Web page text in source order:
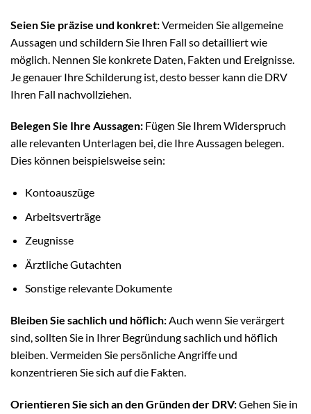
Seien Sie präzise und konkret:Vermeiden Sie allgemeine
Aussagen und schildern Sie Ihren Fall so detailliert wie
möglich. Nennen Sie konkrete Daten, Fakten und Ereignisse.
Je genauer Ihre Schilderung ist, desto besser kann die DRV
Ihren Fall nachvollziehen.
Belegen Sie Ihre Aussagen: Fügen Sie Ihrem Widerspruch
alle relevanten Unterlagen bei, die Ihre Aussagen belegen.
Dies können beispielsweise sein:
Kontoauszüge
Arbeitsverträge
Zeugnisse
Ärztliche Gutachten
Sonstige relevante Dokumente
Bleiben Sie sachlich und höflich:Auch wenn Sie verärgert
sind, sollten Sie in Ihrer Begründung sachlich und höflich
bleiben. Vermeiden Sie persönliche Angriffe und
konzentrieren Sie sich auf die Fakten.
Orientieren Sie sich an den Gründen der DRV:Gehen Sie in